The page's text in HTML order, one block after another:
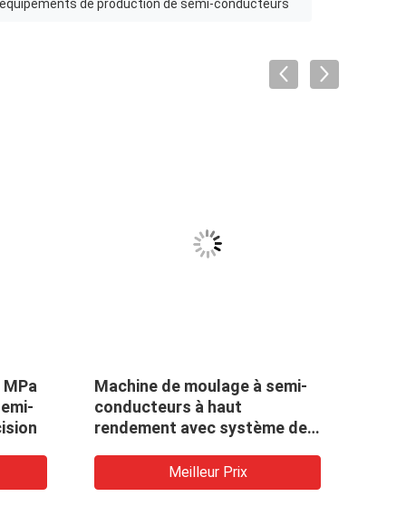
équipements de production de semi-conducteurs
Machine de moulage à semi-
conducteurs à haut
rendement avec système de
Meilleur Prix